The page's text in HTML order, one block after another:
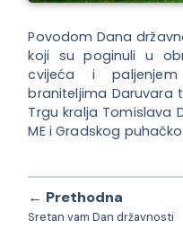
Povodom Dana
koji su poginuli u
cvijeća i
braniteljima Daruvara
Trgu kralja Tomislava
ME i Gradskog
← Prethodna
Sretan vam Dan državnosti